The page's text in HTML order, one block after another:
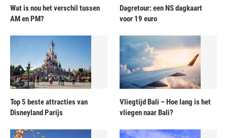
Wat is nou het verschil tussen
AM en PM?
Dagretour: een NS dagkaart
voor 19 euro
Top 5 beste attracties van
Disneyland Parijs
Vliegtijd Bali – Hoe lang is het
vliegen naar Bali?